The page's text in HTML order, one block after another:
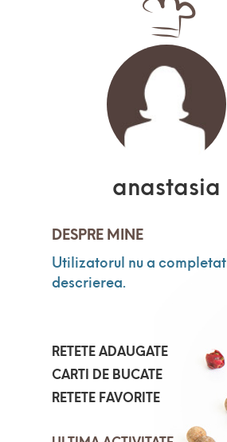
anastasia
DESPRE MINE
Utilizatorul nu a completat
descrierea.
RETETE ADAUGATE
CARTI DE BUCATE
RETETE FAVORITE